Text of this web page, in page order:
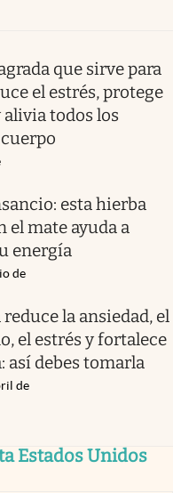
que sirve para
el estrés, protege
alivia todos los
esta hierba
el mate ayuda a
energía
de
la ansiedad, el
el estrés y fortalece
así debes tomarla
de
Estados Unidos